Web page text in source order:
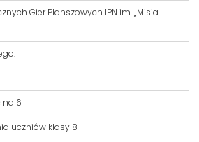
Gier Planszowych IPN im. „Misia
na 6
uczniów klasy 8